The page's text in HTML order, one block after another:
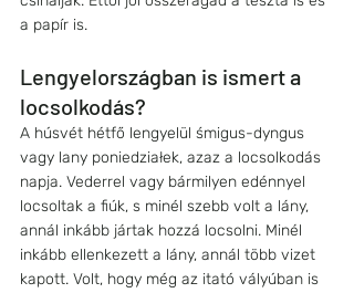
a papír is.
Lengyelországban is ismert a
locsolkodás?
A húsvét hétfő lengyelül śmigus-dyngus
vagy lany poniedziałek, azaz a locsolkodás
napja. Vederrel vagy bármilyen edénnyel
locsoltak a fiúk, s minél szebb volt a lány,
annál inkább jártak hozzá locsolni. Minél
inkább ellenkezett a lány, annál több vizet
kapott. Volt, hogy még az itató vályúban is